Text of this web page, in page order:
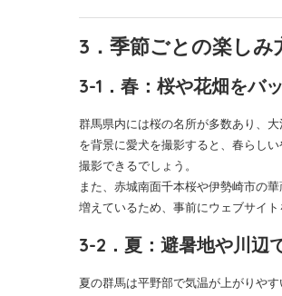
3．季節ごとの楽しみ
3-1．春：桜や花畑をバ
群馬県内には桜の名所が多数あり、
を背景に愛犬を撮影すると、春らし
撮影できるでしょう。
また、赤城南面千本桜や伊勢崎市の
増えているため、事前にウェブサイト
3-2．夏：避暑地や川辺
夏の群馬は平野部で気温が上がりや